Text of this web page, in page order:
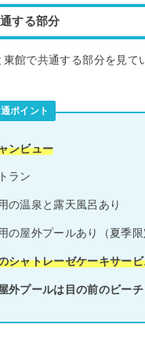
する部分
館で共通する部分を見て
ポイント
ンビュー
ラン
の温泉と露天風呂あり
の屋外プールあり（夏季限
シャトレーゼケーキサー
外プールは目の前のビー